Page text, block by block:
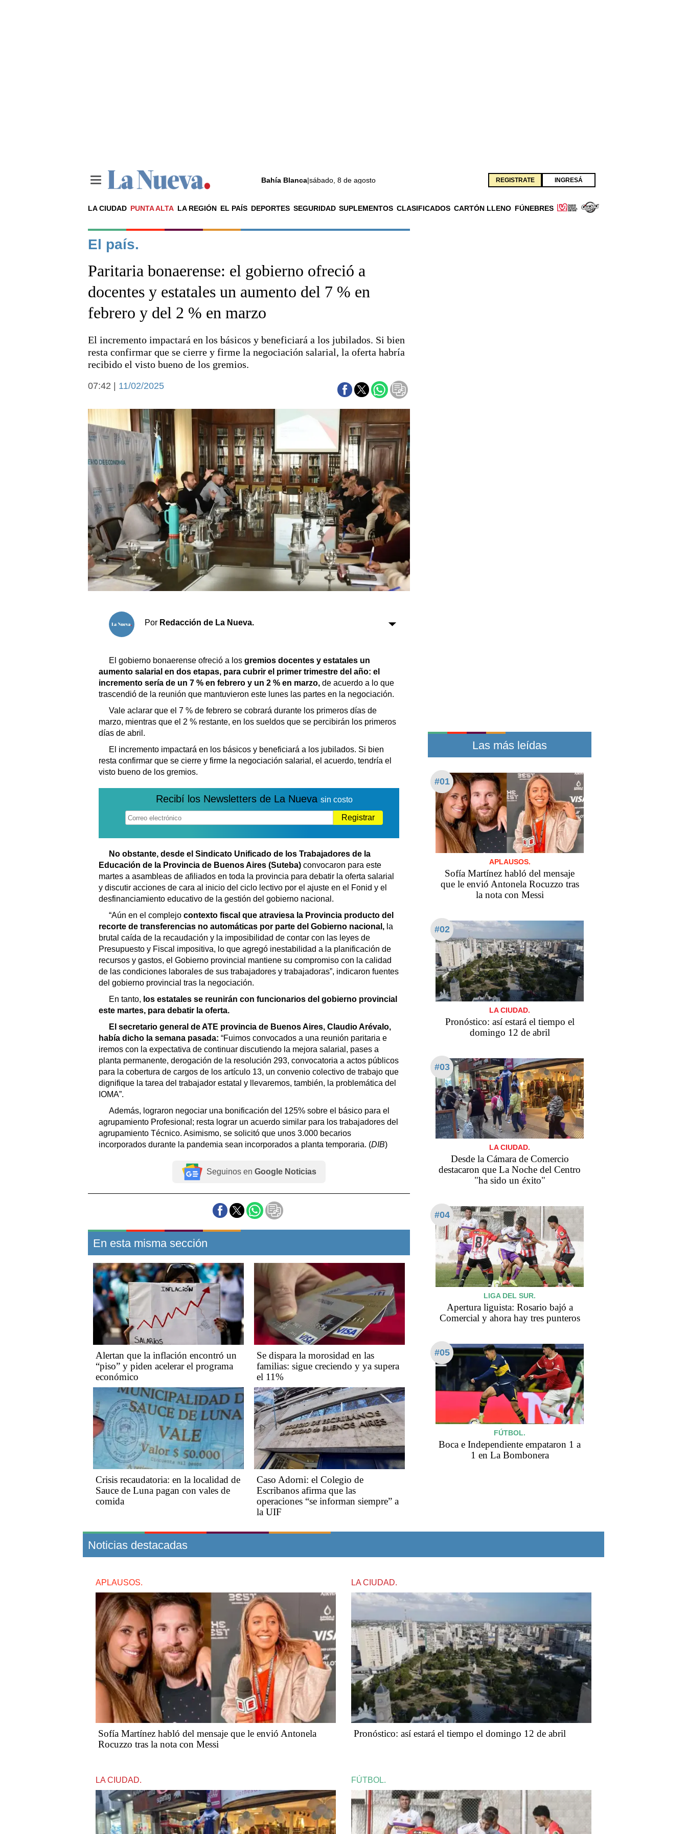
Bahía Blanca|sábado, 8 de agosto REGISTRATE INGRESÁ
LA CIUDAD PUNTA ALTA LA REGIÓN EL PAÍS DEPORTES SEGURIDAD SUPLEMENTOS CLASIFICADOS CARTÓN LLENO FÚNEBRES
Noticias
La ciudad
El país
Seguridad
Opinión
Liga del Sur
Básquetbol
Fútbol
Cines
Economía y campo
Economía y finanzas
Con el campo
Espacio empresas
Sociedad y tiempo libre
Sociedad
Tecnología
Turismo
Salud
Es viral
El tiempo
Cartón Lleno
Fúnebres
Clasificados
Suplementos
Servicios
Farmacias
Datos Útiles
Fúnebres
Edictos
Teléfonos de urgencia
El país.
Paritaria bonaerense: el gobierno ofreció a
docentes y estatales un aumento del 7 % en
febrero y del 2 % en marzo
El incremento impactará en los básicos y beneficiará a los jubilados. Si bien
resta confirmar que se cierre y firme la negociación salarial, la oferta habría
recibido el visto bueno de los gremios.
07:42 | 11/02/2025
Por Redacción de La Nueva.
El gobierno bonaerense ofreció a los gremios docentes y estatales un
aumento salarial en dos etapas, para cubrir el primer trimestre del año: el
incremento sería de un 7 % en febrero y un 2 % en marzo, de acuerdo a lo que
trascendió de la reunión que mantuvieron este lunes las partes en la negociación.
Vale aclarar que el 7 % de febrero se cobrará durante los primeros días de
marzo, mientras que el 2 % restante, en los sueldos que se percibirán los primeros
días de abril.
El incremento impactará en los básicos y beneficiará a los jubilados. Si bien
resta confirmar que se cierre y firme la negociación salarial, el acuerdo, tendría el
visto bueno de los gremios.
Recibí los Newsletters de La Nueva sin costo
Registrar
No obstante, desde el Sindicato Unificado de los Trabajadores de la
Educación de la Provincia de Buenos Aires (Suteba) convocaron para este
martes a asambleas de afiliados en toda la provincia para debatir la oferta salarial
y discutir acciones de cara al inicio del ciclo lectivo por el ajuste en el Fonid y el
desfinanciamiento educativo de la gestión del gobierno nacional.
“Aún en el complejo contexto fiscal que atraviesa la Provincia producto del
recorte de transferencias no automáticas por parte del Gobierno nacional, la
brutal caída de la recaudación y la imposibilidad de contar con las leyes de
Presupuesto y Fiscal impositiva, lo que agregó inestabilidad a la planificación de
recursos y gastos, el Gobierno provincial mantiene su compromiso con la calidad
de las condiciones laborales de sus trabajadores y trabajadoras”, indicaron fuentes
del gobierno provincial tras la negociación.
En tanto, los estatales se reunirán con funcionarios del gobierno provincial
este martes, para debatir la oferta.
El secretario general de ATE provincia de Buenos Aires, Claudio Arévalo,
había dicho la semana pasada: “Fuimos convocados a una reunión paritaria e
iremos con la expectativa de continuar discutiendo la mejora salarial, pases a
planta permanente, derogación de la resolución 293, convocatoria a actos públicos
para la cobertura de cargos de los artículo 13, un convenio colectivo de trabajo que
dignifique la tarea del trabajador estatal y llevaremos, también, la problemática del
IOMA”.
Además, lograron negociar una bonificación del 125% sobre el básico para el
agrupamiento Profesional; resta lograr un acuerdo similar para los trabajadores del
agrupamiento Técnico. Asimismo, se solicitó que unos 3.000 becarios
incorporados durante la pandemia sean incorporados a planta temporaria. (DIB)
Seguinos en Google Noticias
En esta misma sección
Alertan que la inflación encontró un
“piso” y piden acelerar el programa
económico
Se dispara la morosidad en las
familias: sigue creciendo y ya supera
el 11%
Crisis recaudatoria: en la localidad de
Sauce de Luna pagan con vales de
comida
Caso Adorni: el Colegio de
Escribanos afirma que las
operaciones “se informan siempre” a
la UIF
Las más leídas
#01
APLAUSOS.
Sofía Martínez habló del mensaje
que le envió Antonela Rocuzzo tras
la nota con Messi
#02
LA CIUDAD.
Pronóstico: así estará el tiempo el
domingo 12 de abril
#03
LA CIUDAD.
Desde la Cámara de Comercio
destacaron que La Noche del Centro
"ha sido un éxito"
#04
LIGA DEL SUR.
Apertura liguista: Rosario bajó a
Comercial y ahora hay tres punteros
#05
FÚTBOL.
Boca e Independiente empataron 1 a
1 en La Bombonera
Noticias destacadas
APLAUSOS.
Sofía Martínez habló del mensaje que le envió Antonela
Rocuzzo tras la nota con Messi
LA CIUDAD.
Pronóstico: así estará el tiempo el domingo 12 de abril
LA CIUDAD. FÚTBOL.